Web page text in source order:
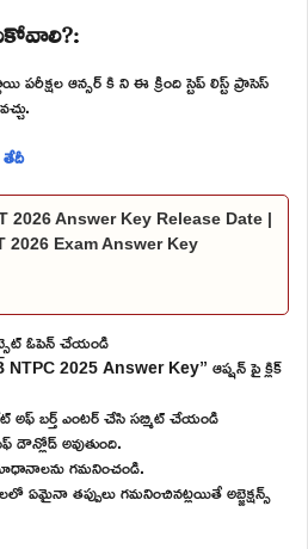
ఆన్సర్ కి ని ఈ క్రింది స్టెప్ లిస్ట్ ప్రాసెస్
2026 Answer Key Release Date |
2026 Exam Answer Key
ఓపెన్ చేయండి
2025 Answer Key” ఆప్షన్ పై క్లిక్
అఫ్ బర్త్ ఎంటర్ చేసి సబ్మిట్ చేయండి
డౌన్లోడ్ అవుతుంది.
గమనించండి.
ఏమైనా తప్పులు గమనించినట్లయితే అబ్జెక్షన్స్